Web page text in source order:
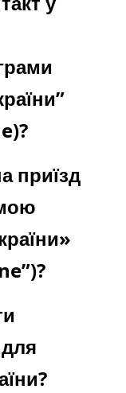
приїзд